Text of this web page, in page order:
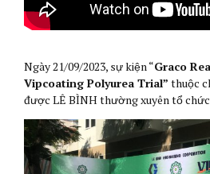
Ngày 21/09/2023, sự kiện “Graco
Vipcoating Polyurea Trial” thuộc
được LÊ BÌNH thường xuyên tổ